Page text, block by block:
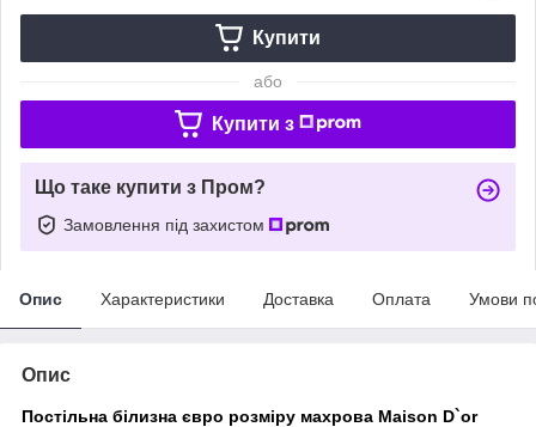
Купити
або
Купити з
Що таке купити з Пром?
Замовлення під захистом
Опис Характеристики Доставка Оплата Умови
Опис
Постільна білизна євро розміру махрова Maison D`or